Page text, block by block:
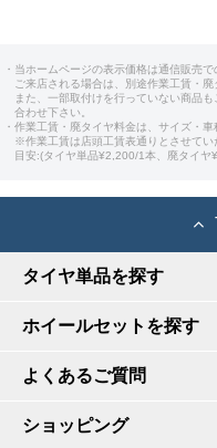
・当ホームページの表示価格は通信販売
ご来店される場合は、別途作業工賃・
また、一部取付けを行っていない商品
合わせ下さい。
・作業工賃・廃タイヤ料金は、サイズ・車
※作業工賃は店頭工賃表通りとさせてい
目安:(タイヤ単品¥2,200/1本、廃タイヤ
タイヤ単品を探す
ホイールセットを探す
よくあるご質問
ショッピング